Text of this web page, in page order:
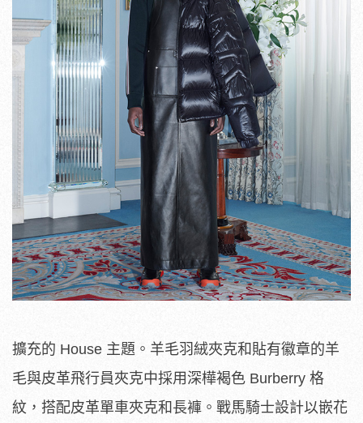
擴充的 House 主題。羊毛羽絨夾克和貼有徽章的羊
毛與皮革飛行員夾克中採用深樺褐色 Burberry 格
紋，搭配皮革單車夾克和長褲。戰馬騎士設計以嵌花